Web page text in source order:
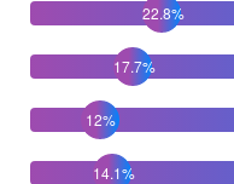
22.8%
17.7%
12%
14.1%